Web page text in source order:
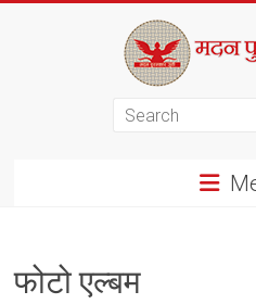
फोटो एल्बम